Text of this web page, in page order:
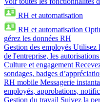
RH et automatisation
RH et automatisation
gérez les données RH
Gestion des employés Utilisez
de l'entreprise, les
Culture et engagement
sondages, badges
RH mobile Messagerie
employés, approbations,
Gestion du travail Suivez la